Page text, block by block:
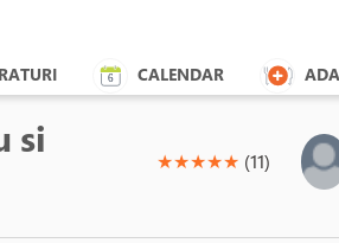
CALENDAR
si
(*)
★(*)
★(*)
★(*)
★(*)
★ (11)